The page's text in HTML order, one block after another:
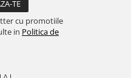
cu promotiile
in Politica de